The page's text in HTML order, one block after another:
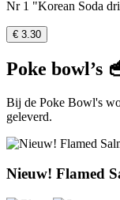
Nr 1 "Korean Soda
€ 3.30
Poke bowl’s
Bij de Poke Bowl's
geleverd.
Nieuw! Flamed